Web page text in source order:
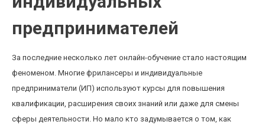
предпринимателей
За последние несколько лет онлайн-обучение стало настоящим
феноменом. Многие фрилансеры и индивидуальные
предприниматели (ИП) используют курсы для повышения
квалификации, расширения своих знаний или даже для смены
сферы деятельности. Но мало кто задумывается о том, как